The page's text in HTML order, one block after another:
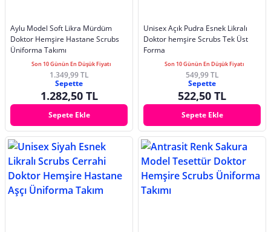
Aylu Model Soft Likra Mürdüm
Doktor Hemşire Hastane Scrubs
Üniforma Takımı
Son 10 Günün En Düşük Fiyatı
1.349,99 TL
Sepette
1.282,50 TL
Sepete Ekle
Unisex Açık Pudra Esnek Likralı
Doktor hemşire Scrubs Tek Üst
Forma
Son 10 Günün En Düşük Fiyatı
549,99 TL
Sepette
522,50 TL
Sepete Ekle